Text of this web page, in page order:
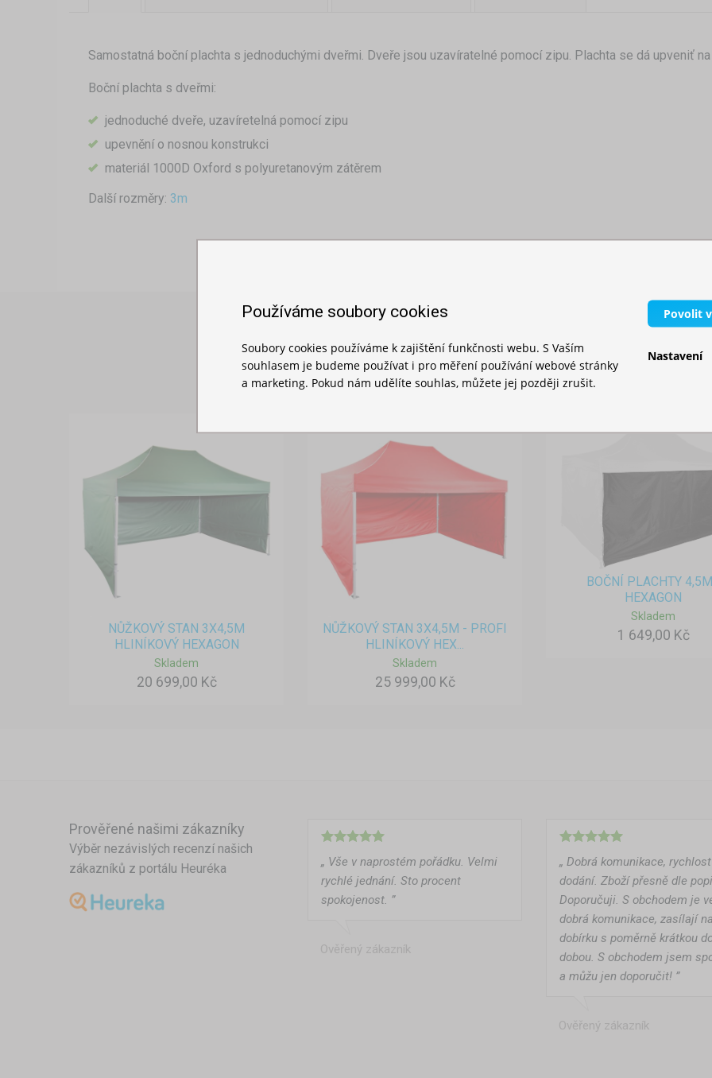
Samostatná boční plachta s jednoduchými dveřmi. Dveře jsou uzavíratelné pomocí zipu. Plachta se dá upveniť
Boční plachta s dveřmi:
jednoduché dveře, uzavíretelná pomocí zipu
upevnění o nosnou konstrukci
materiál 1000D Oxford s polyuretanovým zátěrem
Další rozměry: 3m
SOUVISEJÍCÍ PRODUKTY
NŮŽKOVÝ STAN 3X4,5M
HLINÍKOVÝ HEXAGON
Skladem
20 699,00 Kč
NŮŽKOVÝ STAN 3X4,5M - PROFI
HLINÍKOVÝ HEX...
Skladem
25 999,00 Kč
BOČNÍ PLACHTY
HEXAGON
Skladem
1 649,00 Kč
Prověřené našimi zákazníky
Výběr nezávislých recenzí našich
zákazníků z portálu Heuréka
„ Vše v naprostém pořádku. Velmi
rychlé jednání. Sto procent
spokojenost. ”
Ověřený zákazník
„ Dobrá komunikace, rychlost
dodání. Zboží přesně dle
Doporučuji. S obchodem je
dobrá komunikace, zasílají
dobírku s poměrně krátkou
dobou. S obchodem jsem
a můžu jen doporučit! ”
Ověřený zákazník
Používáme soubory cookies
Soubory cookies používáme k zajištění funkčnosti webu. S Vaším
souhlasem je budeme používat i pro měření používání webové stránky
a marketing. Pokud nám udělíte souhlas, můžete jej později zrušit.
Povolit
Nastavení